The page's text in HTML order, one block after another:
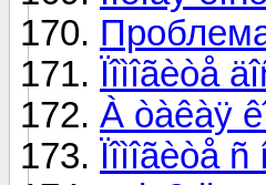
Ïîìîãèòå
À òàêàÿ
Ïîìîãèòå ñ